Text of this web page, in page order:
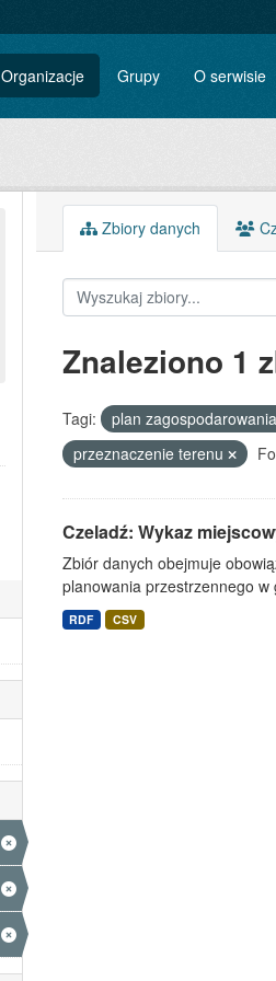
Organizacje Grupy O serwisie
Zbiory danych
Znaleziono 1
Tagi: plan zagospodarowania
przeznaczenie terenu
Czeladź: Wykaz
Zbiór danych obejmuje
planowania przestrzennego
RDF CSV